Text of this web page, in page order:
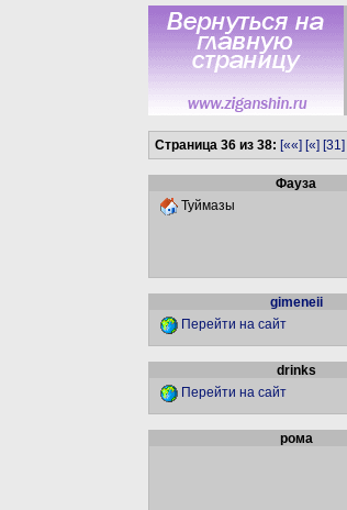
Страница 36 из 38: [««] [«] [31]
Фауза
Туймазы
gimeneii
Перейти на сайт
drinks
Перейти на сайт
рома